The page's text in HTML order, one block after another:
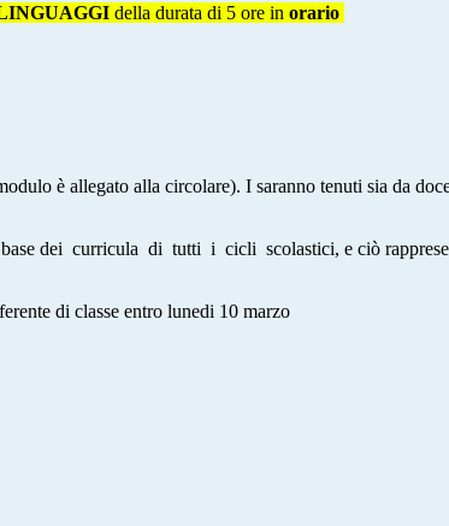
della durata di 5 ore in orario
è allegato alla circolare). I saranno tenuti sia da
dei curricula di tutti i cicli scolastici, e ciò
di classe entro lunedi 10 marzo